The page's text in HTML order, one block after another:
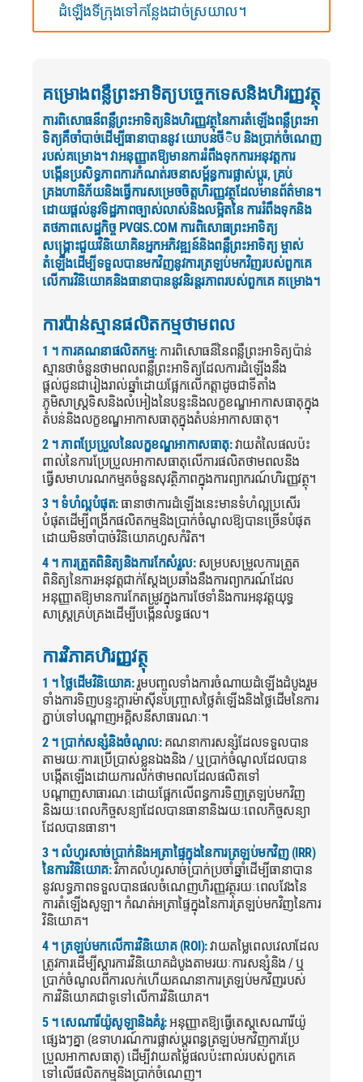
ដំឡើងទីក្រុងទៅកន្លែងដាច់ស្រយាល។
គម្រោងពន្លឺព្រះអាទិត្យបច្ចេកទេសនិងហិរញ្ញវត្ថុ
ការពិសោធន៏ពន្លឺព្រះអាទិត្យនិងហិរញ្ញវត្ថុនៃការតំឡើងពន្លឺព្រះអា
ទិត្យគឺចាំបាច់ដើម្បីធានាបាននូវ យោបនចីិប និងប្រាក់ចំណេញ
របស់គម្រោង។ វាអនុញ្ញាតឱ្យមានការរំពឹងទុកការអនុវត្តការ
បង្កើនប្រសិទ្ធភាពការកំណត់រចនាសម្ព័ន្ធការផ្លាស់ប្តូរ, គ្រប់
គ្រងហានិភ័យនិងធ្វើការសម្រេចចិត្តហិរញ្ញវត្ថុដែលមានព័ត៌មាន។
ដោយផ្តល់នូវទិដ្ឋភាពច្បាស់លាស់និងលម្អិតនៃ ការរំពឹងទុកនិង
តថភាពសេដ្ឋកិច្ច PVGIS.COM ការពិសោធព្រះអាទិត្យ
សង្គ្រោះជួយវិនិយោគិនអ្នកអភិវឌ្ឍន៍និងពន្លឺព្រះអាទិត្យ ម្ចាស់
តំឡើងដើម្បីទទួលបានមកវិញនូវការត្រឡប់មកវិញរបស់ពួកគេ
លើការវិនិយោគនិងធានាបាននូវនិរន្តរភាពរបស់ពួកគេ គម្រោង។
ការប៉ាន់ស្មានផលិតកម្មថាមពល
1 ។ ការគណនាផលិតកម្ម: ការពិសោធន៏នៃពន្លឺព្រះអាទិត្យប៉ាន់
ស្មានថាចំនួនថាមពលពន្លឺព្រះអាទិត្យដែលការដំឡើងនឹង
ផ្តល់ជូនជារៀងរាល់ឆ្នាំដោយផ្អែកលើកត្តាដូចជាទីតាំង
ភូមិសាស្ត្រទិសនិងលំអៀងនៃបន្ទះនិងលក្ខខណ្ឌអាកាសធាតុក្នុង
តំបន់និងលក្ខខណ្ឌអាកាសធាតុក្នុងតំបន់អាកាសធាតុ។
2 ។ ភាពប្រែប្រួលនៃលក្ខខណ្ឌអាកាសធាតុ: វាយតំលៃផលប៉ះ
ពាល់នៃការប្រែប្រួលអាកាសធាតុលើការផលិតថាមពលនិង
ធ្វើសមាហរណកម្មគចំនួនសុវត្ថិភាពក្នុងការព្យាករណ៍ហិរញ្ញវត្ថុ។
3 ។ ទំហំល្អបំផុត:ធានាថាការដំឡើងនេះមានទំហំល្អប្រសើរ
បំផុតដើម្បីពង្រីកផលិតកម្មនិងប្រាក់ចំណូលឱ្យបានច្រើនបំផុត
ដោយមិនចាំបាច់វិនិយោគហួសកំរិត។
4 ។ ការត្រួតពិនិត្យនិងការកែសំរួល: សម្របសម្រួលការត្រួត
ពិនិត្យនៃការអនុវត្តជាក់ស្តែងប្រឆាំងនឹងការព្យាករណ៍ដែល
អនុញ្ញាតឱ្យមានការកែតម្រូវក្នុងការថែទាំនិងការអនុវត្តយុទ្ធ
សាស្ត្រគ្រប់គ្រងដើម្បីបង្កើនលទ្ធផល។
ការវិភាគហិរញ្ញវត្ថុ
1 ។ ថ្លៃដើមវិនិយោគ: រួមបញ្ចូលទាំងការចំណាយដំឡើងដំបូងរួម
ទាំងការទិញបន្ទះក្តារម៉ាស៊ីនបញ្ច្រាសថ្លៃតំឡើងនិងថ្លៃដើមនៃការ
ភ្ជាប់ទៅបណ្តាញអគ្គិសនីសាធារណៈ។
2 ។ ប្រាក់សន្សំនិងចំណូល: គណនាការសន្សំដែលទទួលបាន
តាមរយៈការប្រើប្រាស់ខ្លួនឯងនិង / ឬប្រាក់ចំណូលដែលបាន
បង្កើតឡើងដោយការលក់ថាមពលដែលផលិតទៅ
បណ្តាញសាធារណៈដោយផ្អែកលើពន្ធការទិញត្រឡប់មកវិញ
និងរយៈពេលកិច្ចសន្យាដែលបានធានានិងរយៈពេលកិច្ចសន្យា
ដែលបានធានា។
3 ។ លំហូរសាច់ប្រាក់និងអត្រាផ្ទៃក្នុងនៃការត្រឡប់មកវិញ (IRR)
នៃការវិនិយោគ:វិភាគលំហូរសាច់ប្រាក់ប្រចាំឆ្នាំដើម្បីធានាបាន
នូវលទ្ធភាពទទួលបានផលចំណេញហិរញ្ញវត្ថុរយៈពេលវែងនៃ
ការតំឡើងសូឡា។ កំណត់អត្រាផ្ទៃក្នុងនៃការត្រឡប់មកវិញនៃការ
វិនិយោគ។
4 ។ ត្រឡប់មកលើការវិនិយោគ (ROI):វាយតម្លៃពេលវេលាដែល
ត្រូវការដើម្បីស្តារការវិនិយោគដំបូងតាមរយៈការសន្សំនិង / ឬ
ប្រាក់ចំណូលពីការលក់ហើយគណនាការត្រឡប់មកវិញរបស់
ការវិនិយោគជាទូទៅលើការវិនិយោគ។
5 ។ សេណារីយ៉ូសូឡានិងគំរូ:អនុញ្ញាតឱ្យធ្វើតេស្តសេណារីយ៉ូ
ផ្សេងៗគ្នា (ឧទាហរណ៍ការផ្លាស់ប្តូរពន្ធត្រឡប់មកវិញការប្រែ
ប្រួលអាកាសធាតុ) ដើម្បីវាយតម្លៃផលប៉ះពាល់របស់ពួកគេ
ទៅលើផលិតកម្មនិងប្រាក់ចំណេញ។